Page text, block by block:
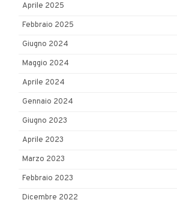
Aprile 2025
Febbraio 2025
Giugno 2024
Maggio 2024
Aprile 2024
Gennaio 2024
Giugno 2023
Aprile 2023
Marzo 2023
Febbraio 2023
Dicembre 2022